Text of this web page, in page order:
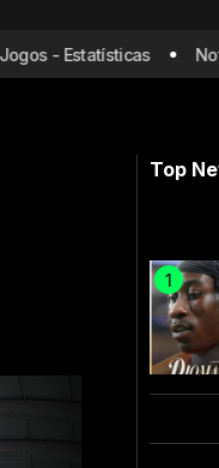
e escalações
- Estatísticas
Top